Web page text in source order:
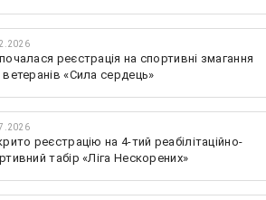
реєстрація на спортивні змагання
«Сила сердець»
реєстрацію на 4-тий реабілітаційно-
табір «Ліга Нескорених»